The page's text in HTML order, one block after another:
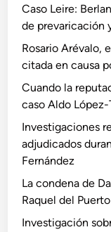
Caso Leire:
de prevaricación
Rosario Arévalo,
citada en causa
Cuando la
caso Aldo
Investigaciones
adjudicados
Fernández
La condena de
Raquel del
Investigación